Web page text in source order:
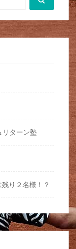
リターン塾
り２名様！？